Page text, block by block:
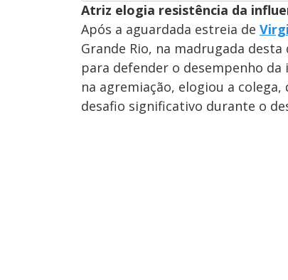
Atriz elogia resistência da
Após a aguardada estreia de
Grande Rio, na madrugada
para defender o desempenho da
na agremiação, elogiou a
desafio significativo durante o